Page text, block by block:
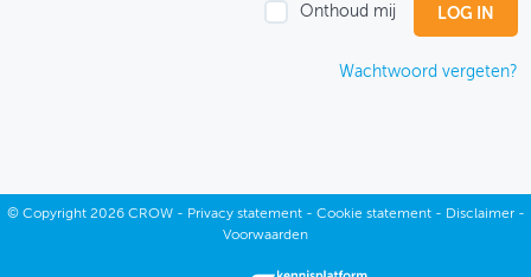
Onthoud mij
Wachtwoord vergeten?
© Copyright2026 CROW - Privacy statement- Cookie statement- Disclaimer-
Voorwaarden